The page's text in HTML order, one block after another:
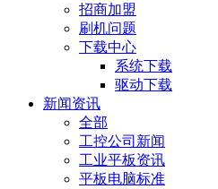
招商加盟
刷机问题
下载中心
系统下载
驱动下载
新闻资讯
全部
工控公司新闻
工业平板资讯
平板电脑标准